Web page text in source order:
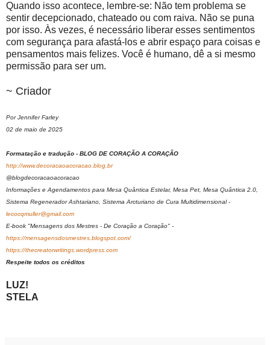
Quando isso acontece, lembre-se: Não tem problema se
sentir decepcionado, chateado ou com raiva. Não se puna
por isso. Às vezes, é necessário liberar esses sentimentos
com segurança para afastá-los e abrir espaço para coisas e
pensamentos mais felizes. Você é humano, dê a si mesmo
permissão para ser um.
~ Criador
Por Jennifer Farley
02 de maio de 2025
Formatação e tradução - BLOG DE CORAÇÃO A CORAÇÃO
http://www.decoracaoacoracao.blog.br
@blogdecoracaoacoracao
Informações e Agendamentos para Mesa Quântica Estelar, Mesa Pet, Mesa Quântica 2.0,
Sistema Regenerador Ashtariano, Sistema Arcturiano de Cura Multidimensional -
lecocqmuller@gmail.com
E-book "Mensagens dos Mestres - De Coração a Coração" -
https://mensagensdosmestres.blogspot.com/
https://thecreatorwritings.wordpress.com
Respeite todos os créditos
LUZ!
STELA